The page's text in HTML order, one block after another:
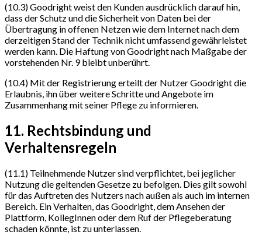
(10.3) Goodright weist den Kunden ausdrücklich darauf hin,
dass der Schutz und die Sicherheit von Daten bei der
Übertragung in offenen Netzen wie dem Internet nach dem
derzeitigen Stand der Technik nicht umfassend gewährleistet
werden kann. Die Haftung von Goodright nach Maßgabe der
vorstehenden Nr. 9 bleibt unberührt.
(10.4) Mit der Registrierung erteilt der Nutzer Goodright die
Erlaubnis, ihn über weitere Schritte und Angebote im
Zusammenhang mit seiner Pflege zu informieren.
11. Rechtsbindung und
Verhaltensregeln
(11.1) Teilnehmende Nutzer sind verpflichtet, bei jeglicher
Nutzung die geltenden Gesetze zu befolgen. Dies gilt sowohl
für das Auftreten des Nutzers nach außen als auch im internen
Bereich. Ein Verhalten, das Goodright, dem Ansehen der
Plattform, KollegInnen oder dem Ruf der Pflegeberatung
schaden könnte, ist zu unterlassen.